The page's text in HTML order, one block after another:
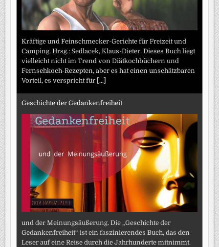
Kräftige und Feinschmecker-Gerichte für Freizeit und
Camping. Hrsg.: Sedlacek, Klaus-Dieter. Dieses Buch liegt
vielleicht nicht im Trend von Diätkochbüchern und
Fernsehkoch-Rezepten, aber es hat einen unschätzbaren
Vorteil, es verspricht für [...]
Geschichte der Gedankenfreiheit
und der Meinungsäußerung. Die „Geschichte der
Gedankenfreiheit“ ist ein faszinierendes Buch, das den
Leser auf eine Reise durch die Jahrhunderte mitnimmt.